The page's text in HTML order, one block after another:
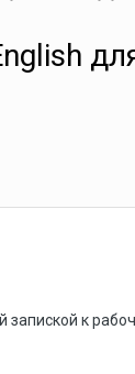
запиской к